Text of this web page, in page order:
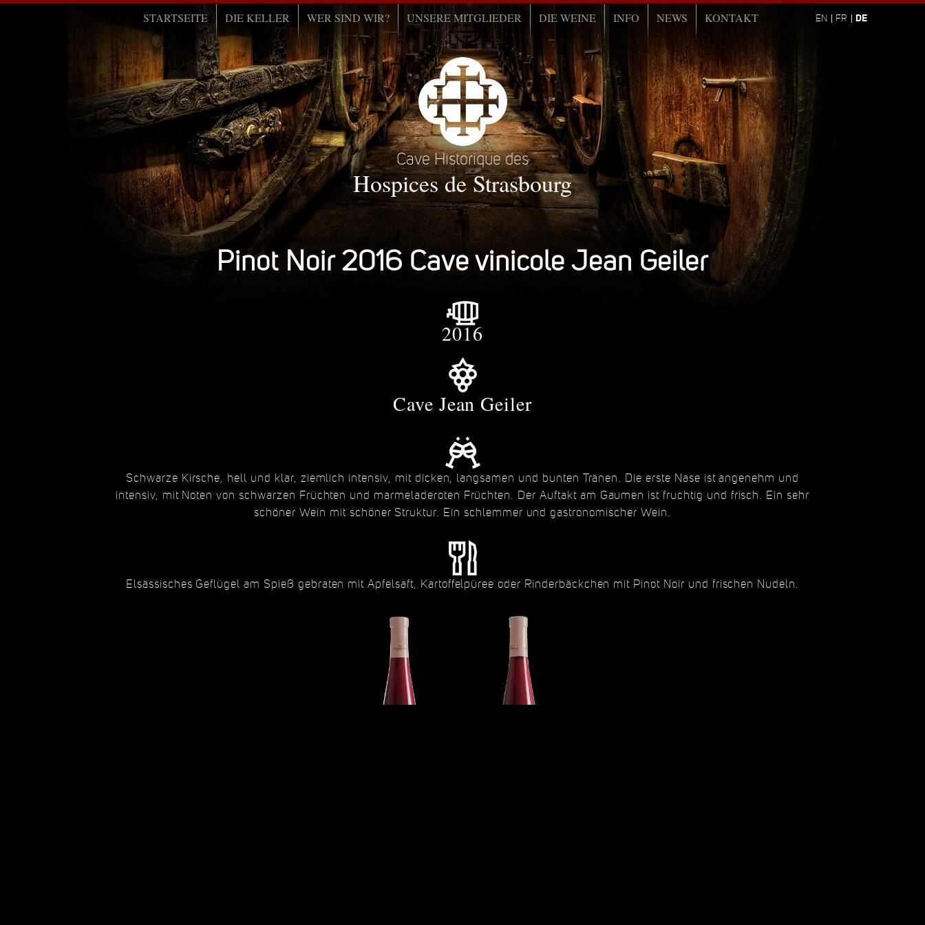
EN FR DE
STARTSEITE DIE KELLER WER SIND WIR? UNSERE MITGLIEDER DIE WEINE INFO NEWS KONTAKT
Cave Historique des
Hospices de Strasbourg
Pinot Noir 2016 Cave vinicole Jean Geiler
2016
Cave Jean Geiler
Schwarze Kirsche, hell und klar, ziemlich intensiv, mit dicken, langsamen und bunten Tränen. Die erste Nase ist angenehm und
intensiv, mit Noten von schwarzen Früchten und marmeladeroten Früchten. Der Auftakt am Gaumen ist fruchtig und frisch. Ein sehr
schöner Wein mit schöner Struktur. Ein schlemmer und gastronomischer Wein.
Elsässisches Geflügel am Spieß gebraten mit Apfelsaft, Kartoffelpüree oder Rinderbäckchen mit Pinot Noir und frischen Nudeln.